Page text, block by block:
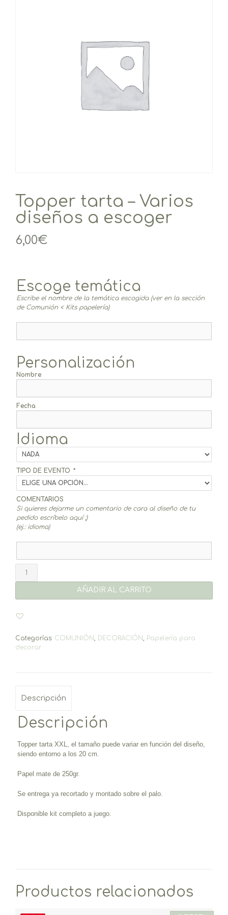
Topper tarta – Varios
diseños a escoger
6,00€
Escoge temática
Escribe el nombre de la temática escogida (ver en la sección
de Comunión < Kits papelería)
Personalización
Nombre
Fecha
Idioma
TIPO DE EVENTO *
COMENTARIOS
Si quieres dejarme un comentario de cara al diseño de tu
pedido escríbelo aquí ;)
(ej.: idioma)
tarta
a
AÑADIR AL CARRITO
Categorías: COMUNIÓN, DECORACIÓN, Papelería para
decorar
Descripción
Descripción
Topper tarta XXL, el tamaño puede variar en función del diseño,
siendo entorno a los 20 cm.
Papel mate de 250gr.
Se entrega ya recortado y montado sobre el palo.
Disponible kit completo a juego.
Productos relacionados